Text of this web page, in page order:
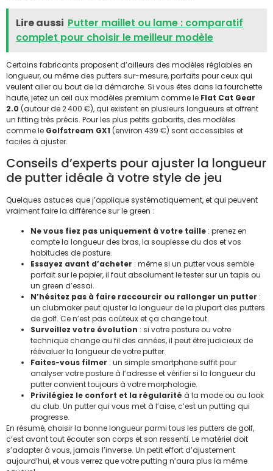
Lire aussi Putter maillet ou lame : comparatif
complet pour choisir le meilleur modèle
Certains fabricants proposent d’ailleurs des modèles réglables en
longueur, ou même des putters sur-mesure, parfaits pour ceux qui
veulent aller au bout de la démarche. Si vous êtes dans la fourchette
haute, jetez un œil aux modèles premium comme le Flat Cat Gear
2.0 (autour de 2 400 €), qui existent en plusieurs longueurs et offrent
un fitting très précis. Pour les plus petits gabarits, des modèles
comme le Golfstream GX1 (environ 439 €) sont accessibles et
faciles à ajuster.
Conseils d’experts pour ajuster la longueur
de putter idéale à votre style de jeu
Quelques astuces que j’applique systématiquement, et qui peuvent
vraiment faire la différence sur le green :
Ne vous fiez pas uniquement à votre taille : prenez en
compte la longueur des bras, la souplesse du dos et vos
habitudes de posture.
Essayez avant d’acheter : même si un putter vous semble
parfait sur le papier, il faut absolument le tester sur un tapis ou
un green d’essai.
N’hésitez pas à faire raccourcir ou rallonger un putter :
un clubmaker peut ajuster la longueur de la plupart des putters
de golf. Ce n’est pas coûteux et ça change tout.
Surveillez votre évolution : si votre posture ou votre
technique change au fil des années, il peut être judicieux de
réévaluer la longueur de votre putter.
Faites-vous filmer : un simple smartphone suffit pour
analyser votre posture à l’adresse et vérifier si la longueur du
putter convient toujours à votre morphologie.
Privilégiez le confort et la régularité à la mode ou au look
du club. Un putter qui vous met à l’aise, c’est un putting qui
progresse.
En résumé, choisir la bonne longueur parmi tous les putters de golf,
c’est avant tout écouter son corps et son ressenti. Le matériel doit
s’adapter à vous, jamais l’inverse. Un petit effort d’ajustement
aujourd’hui, et vous verrez que votre putting n’aura plus la même